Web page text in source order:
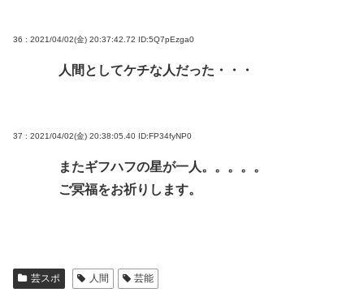
36 : 2021/04/02(金) 20:37:42.72 ID:5Q7pEzga0
人間としてケチな人だった・・・
37 : 2021/04/02(金) 20:38:05.40 ID:FP34fyNP0
またギフハフの星が一人。。。。。
ご冥福をお祈りします。
芸スポ 人間 芸能